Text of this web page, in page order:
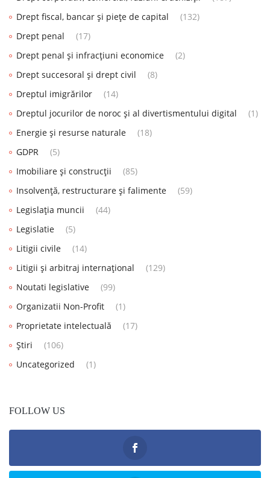
Drept fiscal, bancar și piețe de capital
(132)
Drept penal
(17)
Drept penal și infracțiuni economice
(2)
Drept succesoral și drept civil
(8)
Dreptul imigrărilor
(14)
Dreptul jocurilor de noroc și al divertismentului digital
(1)
Energie și resurse naturale
(18)
GDPR
(5)
Imobiliare și construcții
(85)
Insolvență, restructurare și falimente
(59)
Legislația muncii
(44)
Legislatie
(5)
Litigii civile
(14)
Litigii și arbitraj internațional
(129)
Noutati legislative
(99)
Organizatii Non-Profit
(1)
Proprietate intelectuală
(17)
Știri
(106)
Uncategorized
(1)
FOLLOW US